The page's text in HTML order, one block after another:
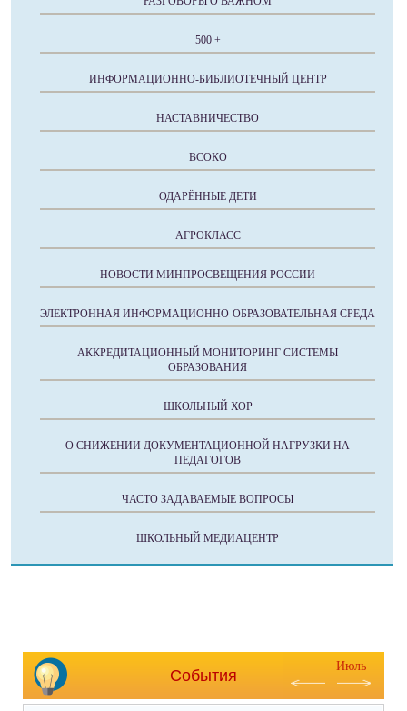
500 +
ИНФОРМАЦИОННО-БИБЛИОТЕЧНЫЙ ЦЕНТР
НАСТАВНИЧЕСТВО
ВСОКО
ОДАРЁННЫЕ ДЕТИ
АГРОКЛАСС
НОВОСТИ МИНПРОСВЕЩЕНИЯ РОССИИ
ЭЛЕКТРОННАЯ ИНФОРМАЦИОННО-ОБРАЗОВАТЕЛЬНАЯ СРЕДА
АККРЕДИТАЦИОННЫЙ МОНИТОРИНГ СИСТЕМЫ
ОБРАЗОВАНИЯ
ШКОЛЬНЫЙ ХОР
О СНИЖЕНИИ ДОКУМЕНТАЦИОННОЙ НАГРУЗКИ НА
ПЕДАГОГОВ
ЧАСТО ЗАДАВАЕМЫЕ ВОПРОСЫ
ШКОЛЬНЫЙ МЕДИАЦЕНТР
События
Июль